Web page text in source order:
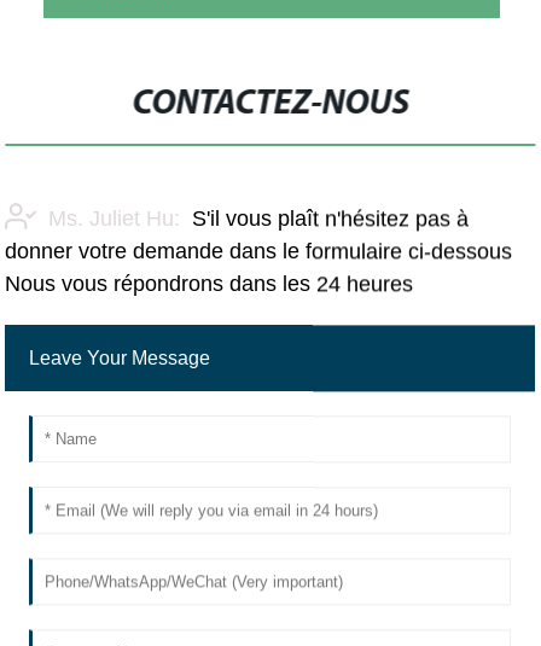
CONTACTEZ-NOUS
Ms. Juliet Hu:
S'il vous plaît n'hésitez pas à
donner votre demande dans le formulaire ci-dessous
Nous vous répondrons dans les 24 heures